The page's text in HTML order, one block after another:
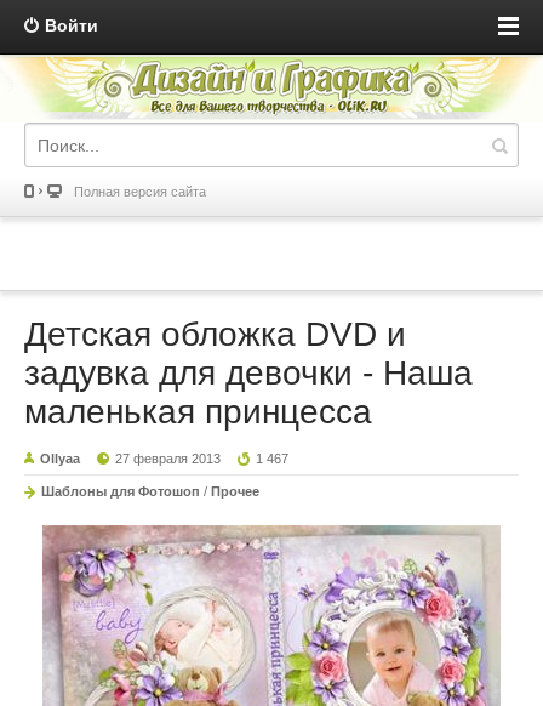
Войти
Полная версия сайта
Детская обложка DVD и
задувка для девочки - Наша
маленькая принцесса
Ollyaa 27 февраля 2013 1 467
Шаблоны для Фотошоп / Прочее